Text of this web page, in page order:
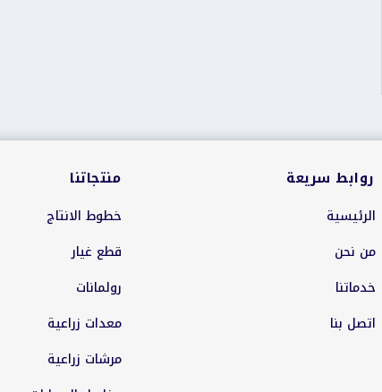
روابط سريعة
الرئيسية
من نحن
خدماتنا
اتصل بنا
منتجاتنا
خطوط الانتاج
قطع غيار
رولمانات
معدات زراعية
مرشات زراعية